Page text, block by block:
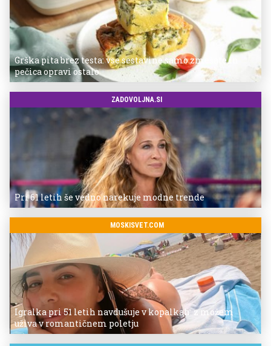
Grška pita brez testa: vse sestavine samo zmešate in
pečica opravi ostalo
ZADOVOLJNA.SI
Pri 61 letih še vedno narekuje modne trende
MOSKISVET.COM
Igralka pri 51 letih navdušuje v kopalkah: z možem
uživa v romantičnem poletju